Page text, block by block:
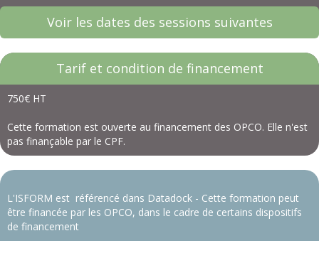
Voir les dates des sessions suivantes
Tarif et condition de financement
750€ HT
Cette formation est ouverte au financement des OPCO. Elle n'est
pas finançable par le CPF.
L'ISFORM est référencé dans Datadock - Cette formation peut
être financée par les OPCO, dans le cadre de certains dispositifs
de financement